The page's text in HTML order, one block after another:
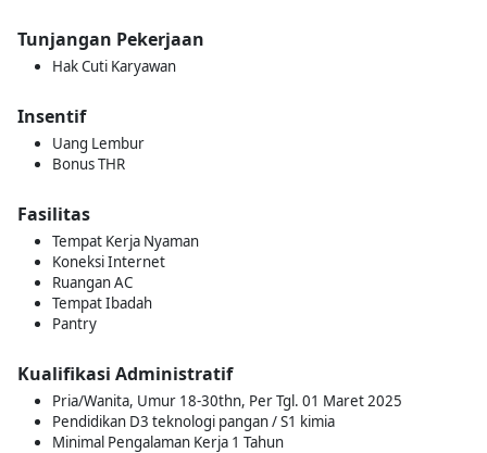
Tunjangan Pekerjaan
Hak Cuti Karyawan
Insentif
Uang Lembur
Bonus THR
Fasilitas
Tempat Kerja Nyaman
Koneksi Internet
Ruangan AC
Tempat Ibadah
Pantry
Kualifikasi Administratif
Pria/Wanita, Umur 18-30thn, Per Tgl. 01 Maret 2025
Pendidikan D3 teknologi pangan / S1 kimia
Minimal Pengalaman Kerja 1 Tahun